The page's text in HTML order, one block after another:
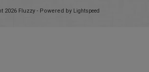
2026 Fluzzy - Powered by Lightspeed